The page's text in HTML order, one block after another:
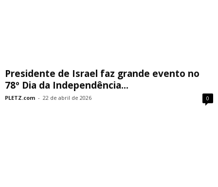
Presidente de Israel faz grande evento no
78º Dia da Independência...
PLETZ.com - 22 de abril de 2026 0